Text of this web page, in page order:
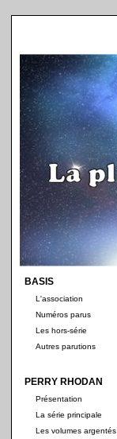
BASIS
L'association
Numéros parus
Les hors-série
Autres parutions
PERRY RHODAN
Présentation
La série principale
Les volumes argentés